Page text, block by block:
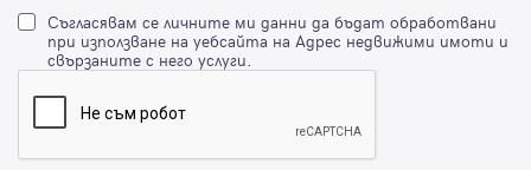
Съгласявам се личните ми данни да бъдат обработвани
при използване на уебсайта на Адрес недвижими имоти и
свързаните с него услуги.